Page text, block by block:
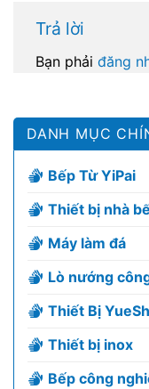
Trả lời
Bạn phải đăng
DANH MỤC
Bếp Từ YiPai
Thiết bị nhà
Máy làm đá
Lò nướng
Thiết Bị
Thiết bị inox
Bếp công